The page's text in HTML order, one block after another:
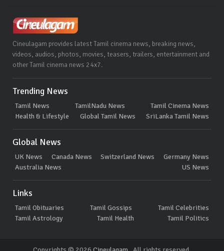
Cineulagam provides latest Tamil cinema news, breaking news,
videos, audios, photos, movies, teasers, trailers, entertainment and
other Tamil cinema news 24x7.
Trending News
Tamil News TamilNadu News
Tamil Cinema News
Health & Lifestyle
Global Tamil News SriLanka Tamil News
Global News
UK News Canada News Switzerland News
Germany News
Australia News
US News
Links
Tamil Obituaries Tamil Gossips
Tamil Celebrities
Tamil Astrology
Tamil Health Tamil Politics